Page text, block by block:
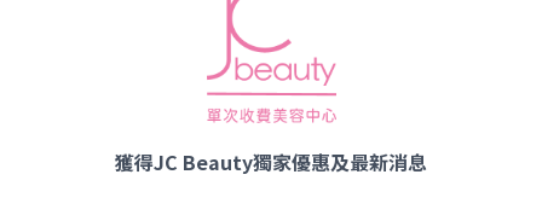
獲得JC Beauty獨家優惠及最新消息